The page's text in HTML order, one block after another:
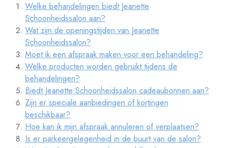
Welke behandelingen biedt Jeanette
Schoonheidssalon aan?
Wat zijn de openingstijden van Jeanette
Schoonheidssalon?
Moet ik een afspraak maken voor een behandeling?
Welke producten worden gebruikt tijdens de
behandelingen?
Biedt Jeanette Schoonheidssalon cadeaubonnen aan?
Zijn er speciale aanbiedingen of kortingen
beschikbaar?
Hoe kan ik mijn afspraak annuleren of verplaatsen?
Is er parkeergelegenheid in de buurt van de salon?